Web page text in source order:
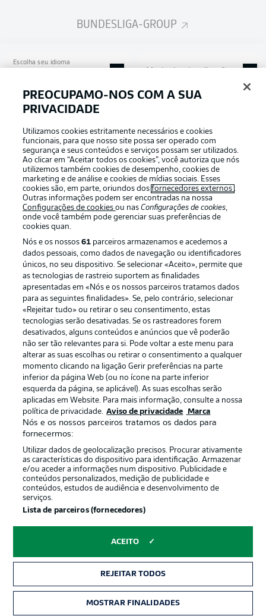
BUNDESLIGA-GROUP
Escolha seu idioma
Login
Football as it’s meant to be
APLICATIVO DA BUNDESLIGA
Oferecido por
Gerir preferências Aviso de privacidade
Trabalhe conosco
Marca Contato
PREOCUPAMO-NOS COM A SUA
PRIVACIDADE
Utilizamos cookies estritamente necessários e cookies
funcionais, para que nosso site possa ser operado com
segurança e seus conteúdos e serviços possam ser utilizados.
Ao clicar em “Aceitar todos os cookies”, você autoriza que nós
utilizemos também cookies de desempenho, cookies de
marketing e de análise e cookies de mídias sociais. Esses
cookies são, em parte, oriundos dosfornecedores externos .
Outras informações podem ser encontradas na nossa
Configurações de cookiesou nasConfigurações de cookies,
onde você também pode gerenciar suas preferências de
cookies quan.
Nós e os nossos61 parceiros armazenamos e acedemos a
dados pessoais, como dados de navegação ou identificadores
únicos, no seu dispositivo. Se selecionar «Aceito», permite que
as tecnologias de rastreio suportem as finalidades
apresentadas em «Nós e os nossos parceiros tratamos dados
para as seguintes finalidades». Se, pelo contrário, selecionar
«Rejeitar tudo» ou retirar o seu consentimento, estas
tecnologias serão desativadas. Se os rastreadores forem
desativados, alguns conteúdos e anúncios que vê poderão
não ser tão relevantes para si. Pode voltar a este menu para
alterar as suas escolhas ou retirar o consentimento a qualquer
momento clicando na ligação Gerir preferências na parte
inferior da página Web (ou no ícone na parte inferior
esquerda da página, se aplicável). As suas escolhas serão
aplicadas em Website. Para mais informação, consulte a nossa
política de privacidade. Aviso de privacidade Marca
Nós e os nossos parceiros tratamos os dados para
fornecermos:
Utilizar dados de geolocalização precisos. Procurar ativamente
as características do dispositivo para identificação. Armazenar
e/ou aceder a informações num dispositivo. Publicidade e
conteúdos personalizados, medição de publicidade e
conteúdos, estudos de audiência e desenvolvimento de
serviços.
Lista de parceiros (fornecedores)
ACEITO
REJEITAR TODOS
MOSTRAR FINALIDADES